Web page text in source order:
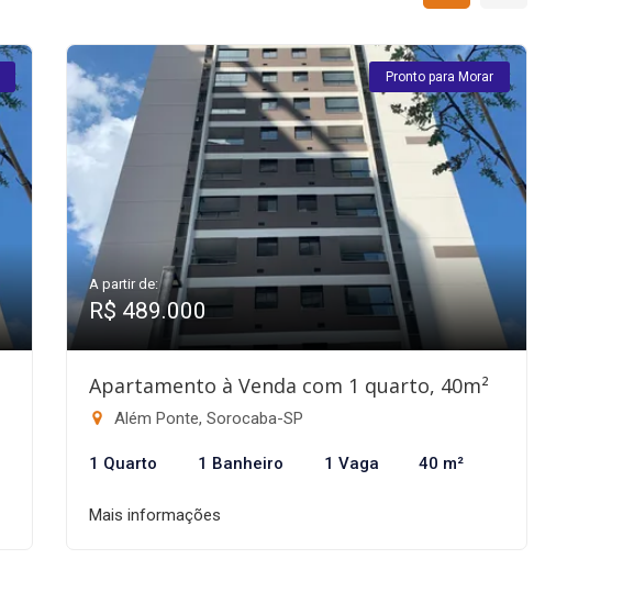
Pronto para Morar
A partir de:
R$ 489.000
Apartamento à Venda com 1 quarto, 40m²
Além Ponte, Sorocaba-SP
1 Quarto 1 Banheiro 1 Vaga 40 m²
Mais informações